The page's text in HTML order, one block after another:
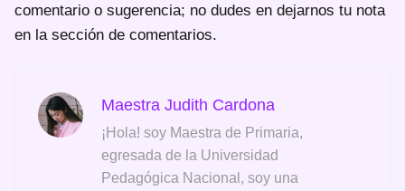
comentario o sugerencia; no dudes en dejarnos tu nota
en la sección de comentarios.
Maestra Judith Cardona
¡Hola! soy Maestra de Primaria,
egresada de la Universidad
Pedagógica Nacional, soy una